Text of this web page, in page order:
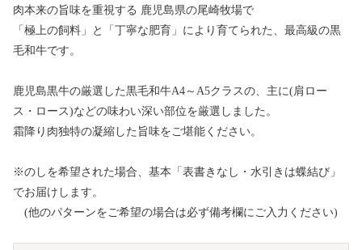
肉本来の旨味を重視する 鹿児島県の尾崎牧場で
「極上の飼料」と「丁寧な肥育」により育てられた、最高級の黒
毛和牛です。
鹿児島黒牛の厳選した黒毛和牛A4～A5クラスの、主に(肩ロー
ス・ロース)などの味わい深い部位を厳選しました。
霜降り肉独特の凝縮した旨味をご堪能ください。
※のしを希望された場合、基本「表書きなし・水引きは蝶結び」
でお届けします。
(他のパターンをご希望の場合は必ず備考欄にご入力ください)